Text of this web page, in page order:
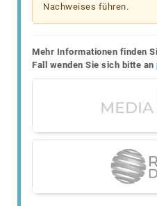
Nachweises führen.
Mehr Informationen finden
Fall wenden Sie sich bitte an